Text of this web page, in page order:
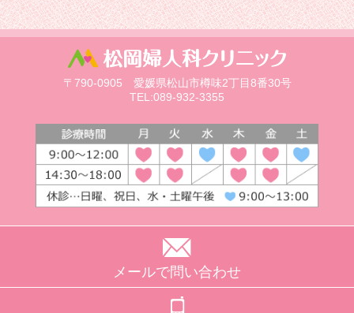
〒790-0905 愛媛県松山市樽味2丁目8番30号
TEL:089-932-3355
メールで問い合わせ